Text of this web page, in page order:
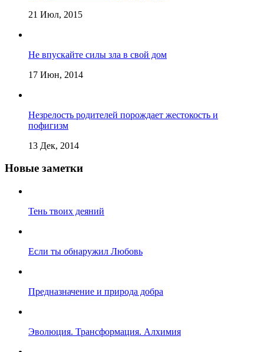
21 Июл, 2015
Не впускайте силы зла в свой дом
17 Июн, 2014
Незрелость родителей порождает жестокость и
пофигизм
13 Дек, 2014
Новые заметки
Тень твоих деяний
Если ты обнаружил Любовь
Предназначение и природа добра
Эволюция. Трансформация. Алхимия